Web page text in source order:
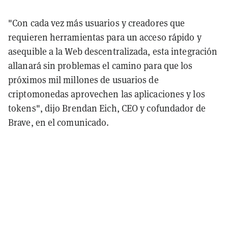
"Con cada vez más usuarios y creadores que
requieren herramientas para un acceso rápido y
asequible a la Web descentralizada, esta integración
allanará sin problemas el camino para que los
próximos mil millones de usuarios de
criptomonedas aprovechen las aplicaciones y los
tokens", dijo Brendan Eich, CEO y cofundador de
Brave, en el comunicado.